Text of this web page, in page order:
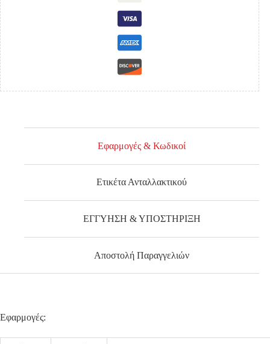
ποσότητα
Εφαρμογές & Κωδικοί
Ετικέτα Ανταλλακτικού
ΕΓΓΥΗΣΗ & ΥΠΟΣΤΗΡΙΞΗ
Αποστολή Παραγγελιών
Εφαρμογές: